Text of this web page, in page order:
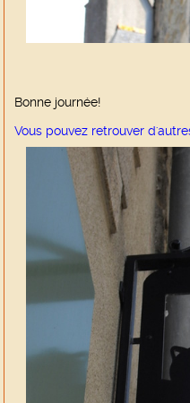
Bonne journée!
Vous pouvez retrouver